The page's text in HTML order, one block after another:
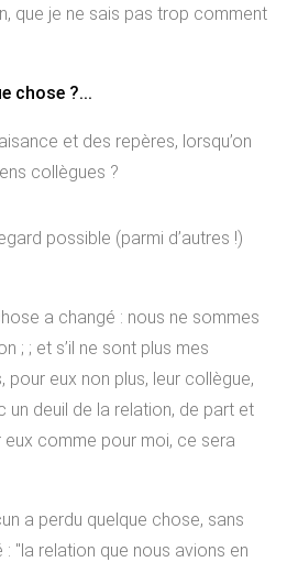
que je ne sais pas trop comment
chose ?...
et des repères, lorsqu’on
collègues ?
possible (parmi d’autres !)
a changé : nous ne sommes
; ; et s’il ne sont plus mes
pour eux non plus, leur collègue,
un deuil de la relation, de part et
eux comme pour moi, ce sera
a perdu quelque chose, sans
"la relation que nous avions en